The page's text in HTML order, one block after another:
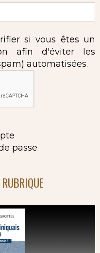
si vous êtes un
afin d'éviter les
automatisées.
passe